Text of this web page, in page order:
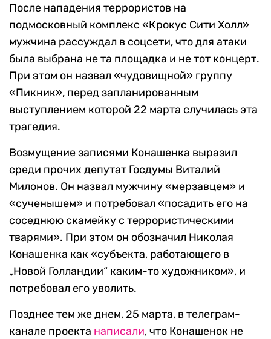
После нападения террористов на
подмосковный комплекс «Крокус Сити Холл»
мужчина рассуждал в соцсети, что для атаки
была выбрана не та площадка и не тот концерт.
При этом он назвал «чудовищной» группу
«Пикник», перед запланированным
выступлением которой 22 марта случилась эта
трагедия.
Возмущение записями Конашенка выразил
среди прочих депутат Госдумы Виталий
Милонов. Он назвал мужчину «мерзавцем» и
«сученышем» и потребовал «посадить его на
соседнюю скамейку с террористическими
тварями». При этом он обозначил Николая
Конашенка как «субъекта, работающего в
„Новой Голландии“ каким-то художником», и
потребовал его уволить.
Позднее тем же днем, 25 марта, в телеграм-
канале проекта написали, что Конашенок не